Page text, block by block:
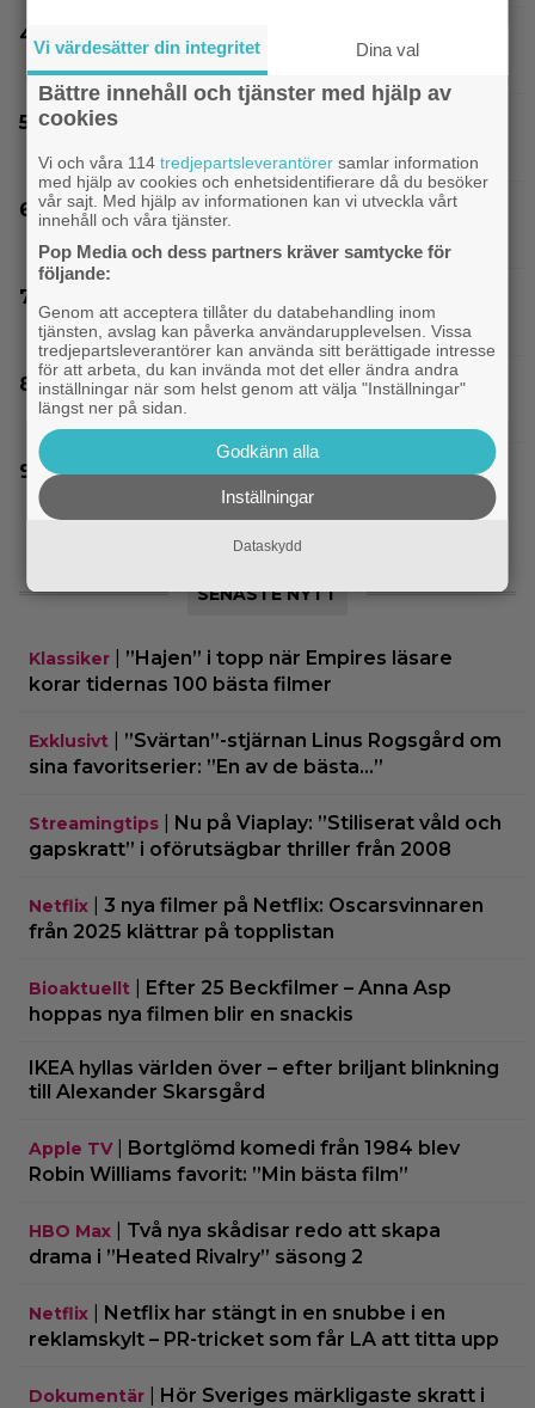
är mina 3 bästa tips
Dwayne Johnson försvarar ”Vaiana” efter
sågningarna: ”Sånt händer”
På tv ikväll: 2013 års stora rymdäventyr fick
sista roller
IKEA hyllas världen över – efter briljant
blinkning till Alexander Skarsgård
Ny milstolpe för ”The Odyssey” – kan bli
Nolans mest inkomstbringande film
SENASTE NYTT
Klassiker
”Hajen” i topp när Empires läsare
korar tidernas 100 bästa filmer
Exklusivt
”Svärtan”-stjärnan Linus Rogsgård om
sina favoritserier: ”En av de bästa…”
Streamingtips
Nu på Viaplay: ”Stiliserat våld och
gapskratt” i oförutsägbar thriller från 2008
Netflix
3 nya filmer på Netflix: Oscarsvinnaren
från 2025 klättrar på topplistan
Bioaktuellt
Efter 25 Beckfilmer – Anna Asp
hoppas nya filmen blir en snackis
IKEA hyllas världen över – efter briljant blinkning
till Alexander Skarsgård
Apple TV| Bortglömd komedi från 1984 blev
Robin Williams favorit: ”Min bästa film”
HBO Max
Två nya skådisar redo att skapa
drama i ”Heated Rivalry” säsong 2
Netflix
Netflix har stängt in en snubbe i en
reklamskylt – PR-tricket som får LA att titta upp
Dokumentär
Hör Sveriges märkligaste skratt i
Vi värdesätter din integritet Dina val
Bättre innehåll och tjänster med hjälp av
cookies
Vi och våra 114tredjepartsleverantörer samlar information
med hjälp av cookies och enhetsidentifierare då du besöker
vår sajt. Med hjälp av informationen kan vi utveckla vårt
innehåll och våra tjänster.
Pop Media och dess partners kräver samtycke för
följande:
Genom att acceptera tillåter du databehandling inom
tjänsten, avslag kan påverka användarupplevelsen. Vissa
tredjepartsleverantörer kan använda sitt berättigade intresse
för att arbeta, du kan invända mot det eller ändra andra
inställningar när som helst genom att välja "Inställningar"
längst ner på sidan.
Godkänn alla
Inställningar
Dataskydd